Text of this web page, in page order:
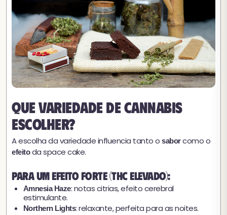
Que variedade de cannabis
escolher?
A escolha da variedade influencia tanto o saborcomo o
efeitoda space cake.
Para um efeito forte (THC elevado):
Amnesia Haze: notas citrias, efeito cerebral
estimulante.
Northern Lights: relaxante, perfeita para as noites.